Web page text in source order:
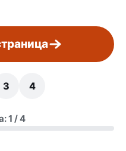
3 4
1 / 4